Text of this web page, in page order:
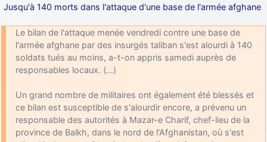
Jusqu'à 140 morts dans l'attaque d'une base de l'armée afghane
Le bilan de l'attaque menée vendredi contre une base de
l'armée afghane par des insurgés taliban s'est alourdi à 140
soldats tués au moins, a-t-on appris samedi auprès de
responsables locaux. (…)
Un grand nombre de militaires ont également été blessés et
ce bilan est susceptible de s'alourdir encore, a prévenu un
responsable des autorités à Mazar-e Charif, chef-lieu de la
province de Balkh, dans le nord de l'Afghanistan, où s'est